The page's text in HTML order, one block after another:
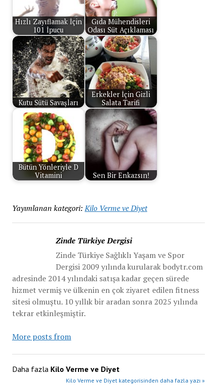
Hızlı Zayıflamak İçin
101 İpucu
Gıda Mühendisleri
Odası Süt Açıklaması
Kutu Sütü Savaşları
Erkekler İçin Gizli
Salata Tarifi
Bütün Yönleriyle D
Vitamini
Sen Bir Enkazsın!
Yayımlanan kategori: Kilo Verme ve Diyet
Zinde Türkiye Dergisi
Zinde Türkiye Sağlıklı Yaşam ve Spor
Dergisi 2009 yılında kurularak bodytr.com
adresinde 2014 yılındaki satışa kadar geçen sürede
hizmet vermiş ve ülkenin en çok ziyaret edilen fitness
sitesi olmuştu. 10 yıllık bir aradan sonra 2025 yılında
tekrar etkinleşmiştir.
More posts from
Daha fazla Kilo Verme ve Diyet
Kilo Verme ve Diyet kategorisinden daha fazla yazı »